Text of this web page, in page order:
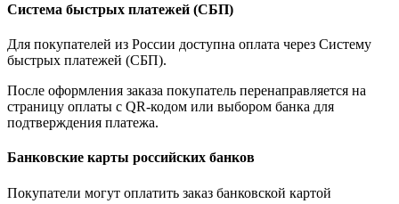
Система быстрых платежей (СБП)
Для покупателей из России доступна оплата через Систему
быстрых платежей (СБП).
После оформления заказа покупатель перенаправляется на
страницу оплаты с QR-кодом или выбором банка для
подтверждения платежа.
Банковские карты российских банков
Покупатели могут оплатить заказ банковской картой